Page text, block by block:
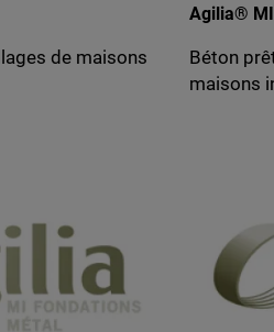
de maisons
Agilia®
Béton
maisons